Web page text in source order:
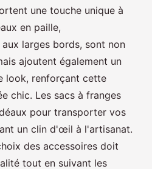
une touche unique à
en paille,
larges bords, sont non
ajoutent également un
look, renforçant cette
chic. Les sacs à franges
pour transporter vos
un clin d'œil à l'artisanat.
des accessoires doit
tout en suivant les